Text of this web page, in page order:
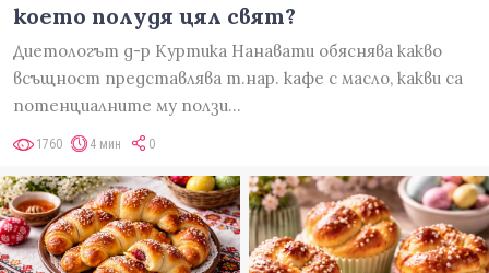
което полудя цял свят?
Диетологът д-р Куртика Нанавати обяснява какво
всъщност представлява т.нар. кафе с масло, какви са
потенциалните му ползи…
1760 4 мин 0